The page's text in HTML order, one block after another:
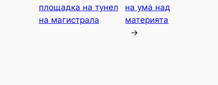
площадка на тунел
на магистрала
на ума над
материята
→